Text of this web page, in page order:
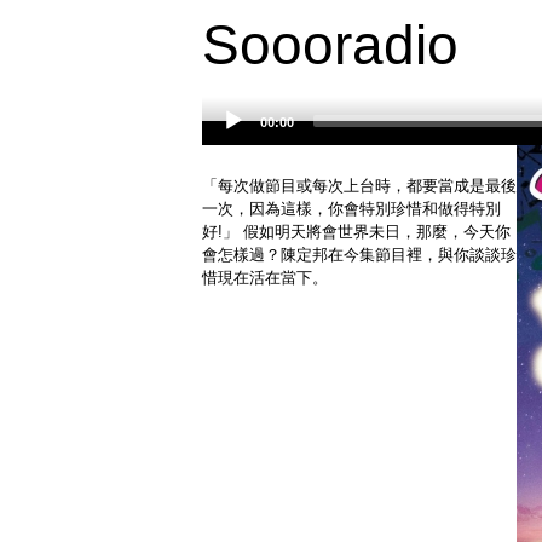
Soooradio
Audio
00:00
「每次做節目或每次上台時，都要當成是最後
一次，因為這樣，你會特別珍惜和做得特別
好!」 假如明天將會世界未日，那麼，今天你
會怎樣過？陳定邦在今集節目裡，與你談談珍
惜現在活在當下。